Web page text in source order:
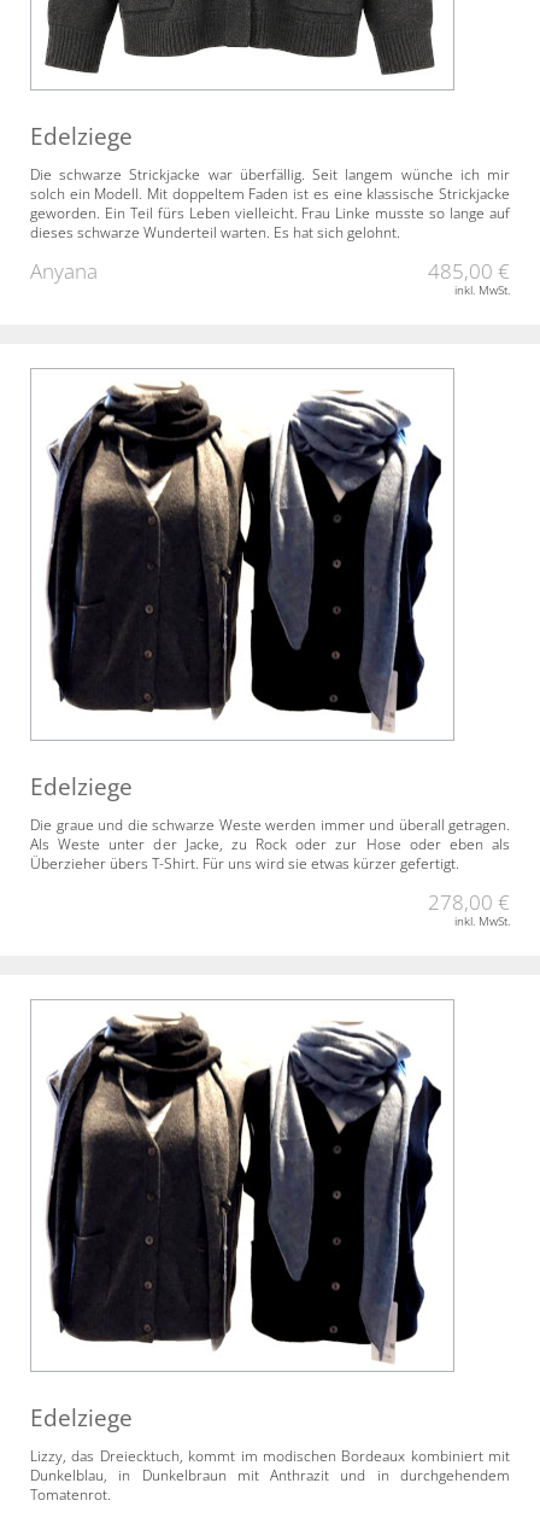
Edelziege
Die schwarze Strickjacke war überfällig. Seit langem wünche ich mir
solch ein Modell. Mit doppeltem Faden ist es eine klassische Strickjacke
geworden. Ein Teil fürs Leben vielleicht. Frau Linke musste so lange auf
dieses schwarze Wunderteil warten. Es hat sich gelohnt.
Anyana 485,00 €
inkl. MwSt.
Edelziege
Die graue und die schwarze Weste werden immer und überall getragen.
Als Weste unter der Jacke, zu Rock oder zur Hose oder eben als
Überzieher übers T-Shirt. Für uns wird sie etwas kürzer gefertigt.
278,00 €
inkl. MwSt.
Edelziege
Lizzy, das Dreiecktuch, kommt im modischen Bordeaux kombiniert mit
Dunkelblau, in Dunkelbraun mit Anthrazit und in durchgehendem
Tomatenrot.